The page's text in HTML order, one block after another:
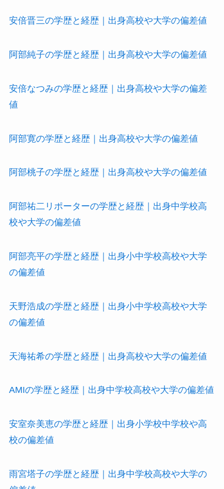
安倍晋三の学歴と経歴｜出身高校や大学の偏差値
阿部純子の学歴と経歴｜出身高校や大学の偏差値
安倍なつみの学歴と経歴｜出身高校や大学の偏差
値
阿部寛の学歴と経歴｜出身高校や大学の偏差値
阿部桃子の学歴と経歴｜出身高校や大学の偏差値
阿部祐二リポーターの学歴と経歴｜出身中学校高
校や大学の偏差値
阿部亮平の学歴と経歴｜出身小中学校高校や大学
の偏差値
天野浩成の学歴と経歴｜出身小中学校高校や大学
の偏差値
天海祐希の学歴と経歴｜出身高校や大学の偏差値
AMIの学歴と経歴｜出身中学校高校や大学の偏差値
安室奈美恵の学歴と経歴｜出身小学校中学校や高
校の偏差値
雨宮塔子の学歴と経歴｜出身中学校高校や大学の